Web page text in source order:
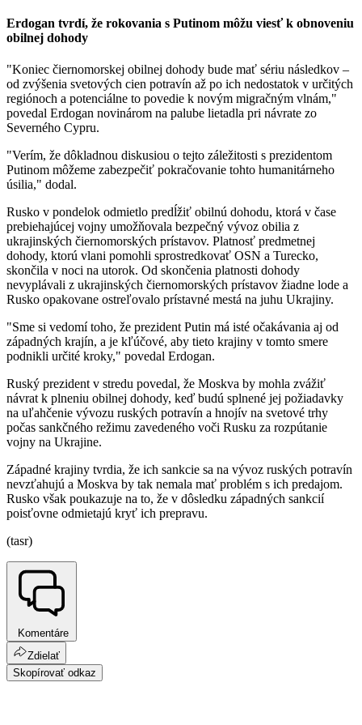
Erdogan tvrdí, že rokovania s Putinom môžu viesť k obnoveniu
obilnej dohody
"Koniec čiernomorskej obilnej dohody bude mať sériu následkov –
od zvýšenia svetových cien potravín až po ich nedostatok v určitých
regiónoch a potenciálne to povedie k novým migračným vlnám,"
povedal Erdogan novinárom na palube lietadla pri návrate zo
Severného Cypru.
"Verím, že dôkladnou diskusiou o tejto záležitosti s prezidentom
Putinom môžeme zabezpečiť pokračovanie tohto humanitárneho
úsilia," dodal.
Rusko v pondelok odmietlo predĺžiť obilnú dohodu, ktorá v čase
prebiehajúcej vojny umožňovala bezpečný vývoz obilia z
ukrajinských čiernomorských prístavov. Platnosť predmetnej
dohody, ktorú vlani pomohli sprostredkovať OSN a Turecko,
skončila v noci na utorok. Od skončenia platnosti dohody
nevyplávali z ukrajinských čiernomorských prístavov žiadne lode a
Rusko opakovane ostreľovalo prístavné mestá na juhu Ukrajiny.
"Sme si vedomí toho, že prezident Putin má isté očakávania aj od
západných krajín, a je kľúčové, aby tieto krajiny v tomto smere
podnikli určité kroky," povedal Erdogan.
Ruský prezident v stredu povedal, že Moskva by mohla zvážiť
návrat k plneniu obilnej dohody, keď budú splnené jej požiadavky
na uľahčenie vývozu ruských potravín a hnojív na svetové trhy
počas sankčného režimu zavedeného voči Rusku za rozpútanie
vojny na Ukrajine.
Západné krajiny tvrdia, že ich sankcie sa na vývoz ruských potravín
nevzťahujú a Moskva by tak nemala mať problém s ich predajom.
Rusko však poukazuje na to, že v dôsledku západných sankcií
poisťovne odmietajú kryť ich prepravu.
(tasr)
Komentáre
Zdielať
Skopírovať odkaz